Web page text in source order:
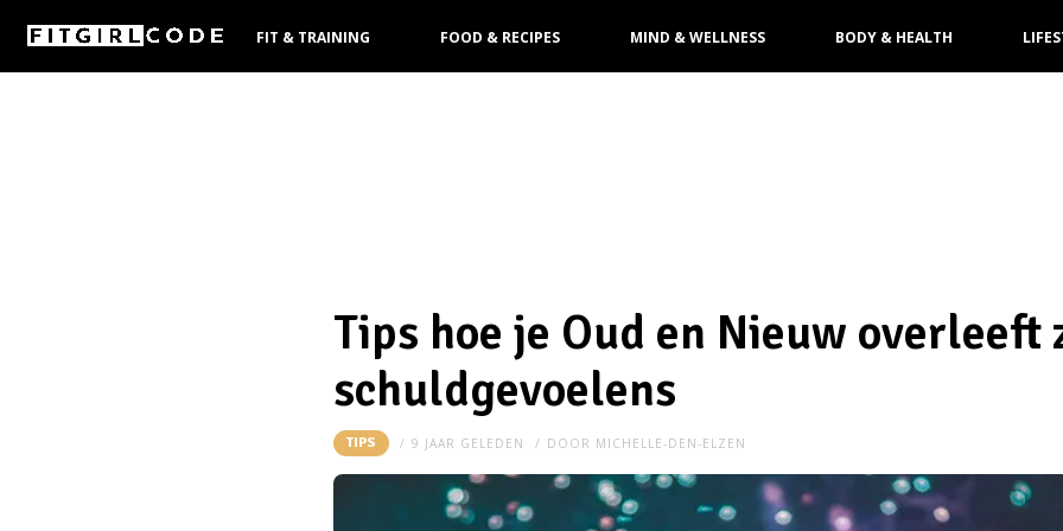
FIT & TRAINING FOOD & RECIPES MIND & WELLNESS BODY & HEALTH
Tips hoe je Oud en Nieuw overleeft
schuldgevoelens
TIPS 9 JAAR GELEDEN DOOR MICHELLE-DEN-ELZEN